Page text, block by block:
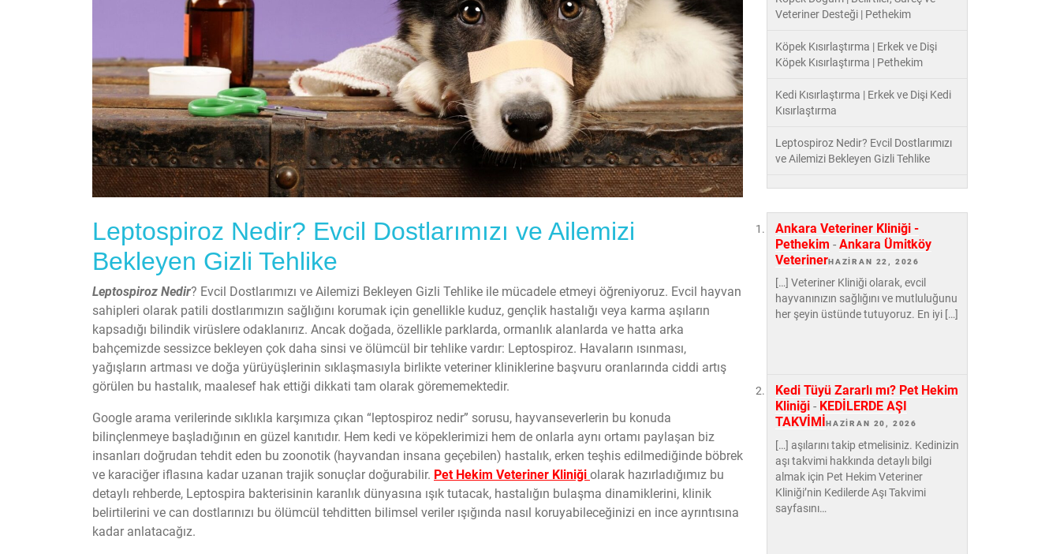
Leptospiroz Nedir? Evcil Dostlarımızı ve Ailemizi
Bekleyen Gizli Tehlike
Leptospiroz Nedir? Evcil Dostlarımızı ve Ailemizi Bekleyen Gizli Tehlike ile mücadele etmeyi öğreniyoruz. Evcil hayvan
sahipleri olarak patili dostlarımızın sağlığını korumak için genellikle kuduz, gençlik hastalığı veya karma aşıların
kapsadığı bilindik virüslere odaklanırız. Ancak doğada, özellikle parklarda, ormanlık alanlarda ve hatta arka
bahçemizde sessizce bekleyen çok daha sinsi ve ölümcül bir tehlike vardır: Leptospiroz. Havaların ısınması,
yağışların artması ve doğa yürüyüşlerinin sıklaşmasıyla birlikte veteriner kliniklerine başvuru oranlarında ciddi artış
görülen bu hastalık, maalesef hak ettiği dikkati tam olarak görememektedir.
Google arama verilerinde sıklıkla karşımıza çıkan “leptospiroz nedir” sorusu, hayvanseverlerin bu konuda
bilinçlenmeye başladığının en güzel kanıtıdır. Hem kedi ve köpeklerimizi hem de onlarla aynı ortamı paylaşan biz
insanları doğrudan tehdit eden bu zoonotik (hayvandan insana geçebilen) hastalık, erken teşhis edilmediğinde böbrek
ve karaciğer iflasına kadar uzanan trajik sonuçlar doğurabilir. Pet Hekim Veteriner Kliniği olarak hazırladığımız bu
detaylı rehberde, Leptospira bakterisinin karanlık dünyasına ışık tutacak, hastalığın bulaşma dinamiklerini, klinik
belirtilerini ve can dostlarınızı bu ölümcül tehditten bilimsel veriler ışığında nasıl koruyabileceğinizi en ince ayrıntısına
kadar anlatacağız.
Veteriner Desteği | Pethekim
Köpek Kısırlaştırma | Erkek ve Dişi
Köpek Kısırlaştırma | Pethekim
Kedi Kısırlaştırma | Erkek ve Dişi Kedi
Kısırlaştırma
Leptospiroz Nedir? Evcil Dostlarımızı
ve Ailemizi Bekleyen Gizli Tehlike
Ankara Veteriner Kliniği -
Pethekim - Ankara Ümitköy
VeterinerHAZIRAN 22, 2026
[…] Veteriner Kliniği olarak, evcil
hayvanınızın sağlığını ve mutluluğunu
her şeyin üstünde tutuyoruz. En iyi […]
Kedi Tüyü Zararlı mı? Pet Hekim
Kliniği - KEDİLERDE AŞI
TAKVİMİ
HAZIRAN 20, 2026
[…] aşılarını takip etmelisiniz. Kedinizin
aşı takvimi hakkında detaylı bilgi
almak için Pet Hekim Veteriner
Kliniği’nin Kedilerde Aşı Takvimi
sayfasını…